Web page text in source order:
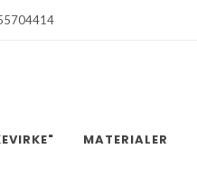
MATERIALER